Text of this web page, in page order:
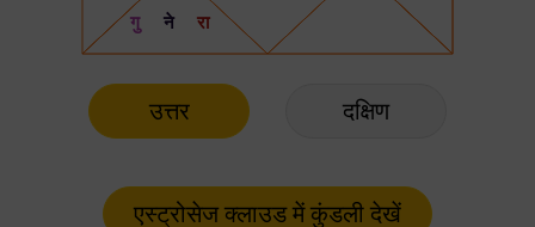
उत्तर दक्षिण